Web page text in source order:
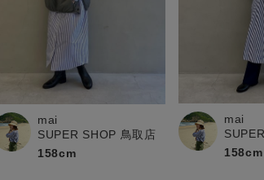
無料公式アプリダウン
mai
SUPER SHOP 鳥取店
158cm
mai
158cm